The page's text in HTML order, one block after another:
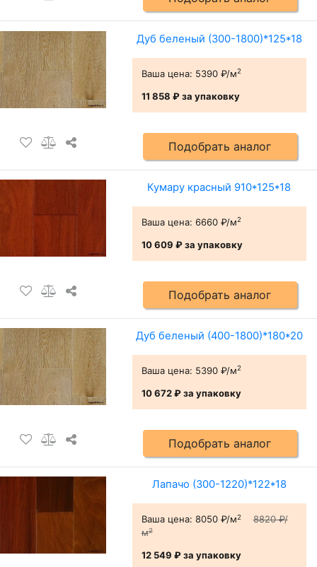
Дуб беленый (300-1800)*125*18
Ваша цена: 5390 ₽/м2
11 858 ₽за упаковку
Подобрать аналог
Кумару красный 910*125*18
Ваша цена: 6660 ₽/м2
10 609 ₽за упаковку
Подобрать аналог
Дуб беленый (400-1800)*180*20
Ваша цена: 5390 ₽/м2
10 672 ₽за упаковку
Подобрать аналог
Лапачо (300-1220)*122*18
Ваша цена: 8050 ₽/м2
8820 ₽/
м2
12 549 ₽за упаковку